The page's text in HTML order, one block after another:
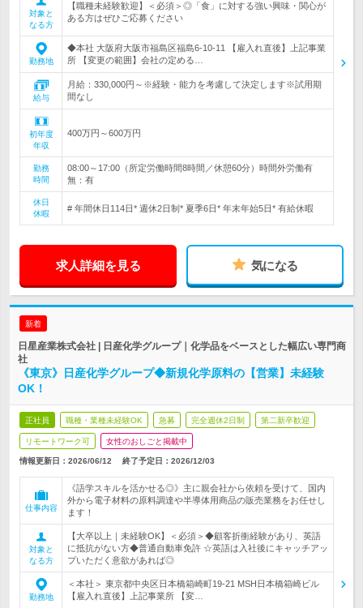
対象と
なる方
【職種未経験歓迎】＜必須＞◎「食」に対する強い興味・関心が
ある方はぜひご応募ください
勤務地
◆本社 大阪府大阪市福島区福島6-10-11 【雇入れ直後】上記事業
所 【変更の範囲】会社の定める…
給与
月給：330,000円～※経験・能力を考慮して決定します※試用期
間なし
初年度
年収
400万円～600万円
勤務
時間
08:00～17:00（所定労働時間8時間／休憩60分）時間外労働有
無：有
休日
休暇
# 年間休日114日* 週休2日制* 夏季6日* 年末年始5日* 有給休暇
求人詳細を見る 気になる
新着
日星産業株式会社 | 日産化学グループ｜化学品をベースとした幅広い専門商
社
《東京》日産化学グループ◆新規化学原料の【営業】未経験
OK！
正社員 職種・業種未経験OK 急募 完全週休2日制 第二新卒歓迎
リモートワーク可 女性のおしごと掲載中
情報更新日：2026/06/12 終了予定日： 2026/12/03
仕事内容
《語学スキルを活かせる◎》主に親会社から依頼を受けて、国内
外から電子材料の原料調達や半導体用商品の販売業務をお任せし
ます！
対象と
なる方
【大卒以上｜未経験OK】＜必須＞◆顧客折衝経験があり、英語
に抵抗がない方◆普通自動車免許 ☆英語は入社後にキャッチアッ
プいただく意欲があれば◎
勤務地
＜本社＞ 東京都中央区日本橋箱崎町19-21 MSH日本橋箱崎ビル
【雇入れ直後】上記事業所 【変…